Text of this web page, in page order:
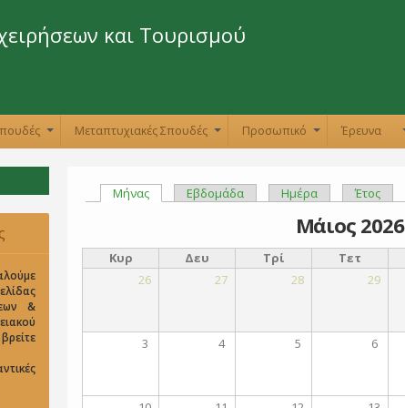
προς το
κυρίως
και Τουρισμού
Μεταπτυχιακές Σπουδές Προσωπικό Έρευνα
&
Πρωτεύουσες καρτέλες
Μήνας(ενεργή καρτέλα)
Εβδομάδα Ημέρα Έτος
Μάιος 2026
Κυρ Δευ Τρί Τετ
26
27 28 29
3 4 5 6